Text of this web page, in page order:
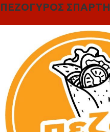
ΠΕΖΟΓΥΡΟΣ ΣΠΑΡΤΗ